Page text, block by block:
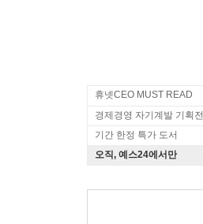
휴넷CEO MUST READ
경제경영 자기계발 기획전
기간 한정 특가 도서
오직, 예스24에서만